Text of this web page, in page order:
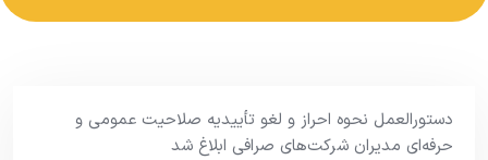
دستورالعمل نحوه احراز و لغو تأییدیه صلاحیت عمومی و
حرفه‌ای مدیران شرکت‌های صرافی ابلاغ شد